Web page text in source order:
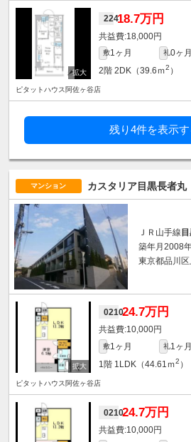
22418.7万円
18,000円
敷1ヶ月 礼0ヶ月
2階 2DK（39.6ｍ2 ）
ピタットハウス阿佐ヶ谷店
残り4件を表示す
マンション カスタリア目黒長者丸
ＪＲ山手線
築年月2008
東京都品川
021024.7万円
10,000円
敷1ヶ月 礼1ヶ月
1階 1LDK（44.61ｍ2 ）
ピタットハウス阿佐ヶ谷店
021024.7万円
10,000円